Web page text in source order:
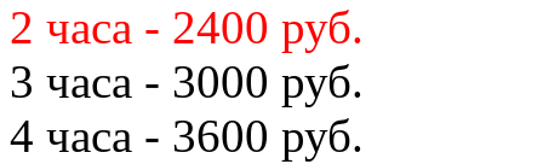
2 часа - 2400 руб.
3 часа - 3000 руб.
4 часа - 3600 руб.